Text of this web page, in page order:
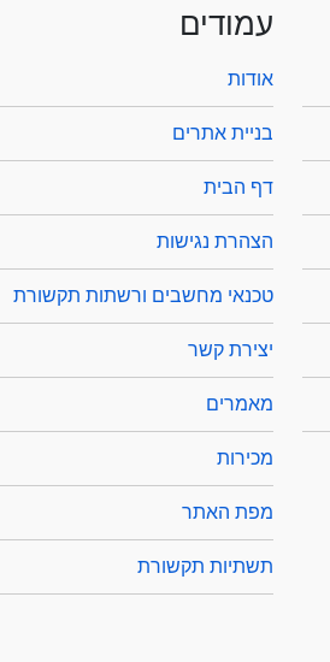
עמודים
אודות
בניית אתרים
דף הבית
הצהרת נגישות
טכנאי מחשבים ורשתות תקשורת
יצירת קשר
מאמרים
מכירות
מפת האתר
תשתיות תקשורת